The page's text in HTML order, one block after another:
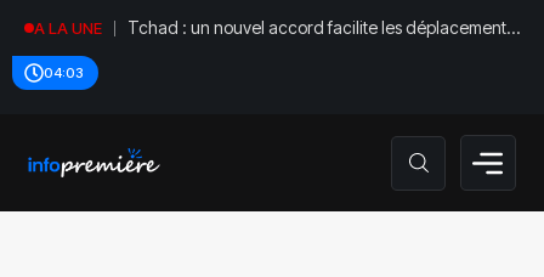
A LA UNE
Tchad : un nouvel accord facilite les déplacements
04:03